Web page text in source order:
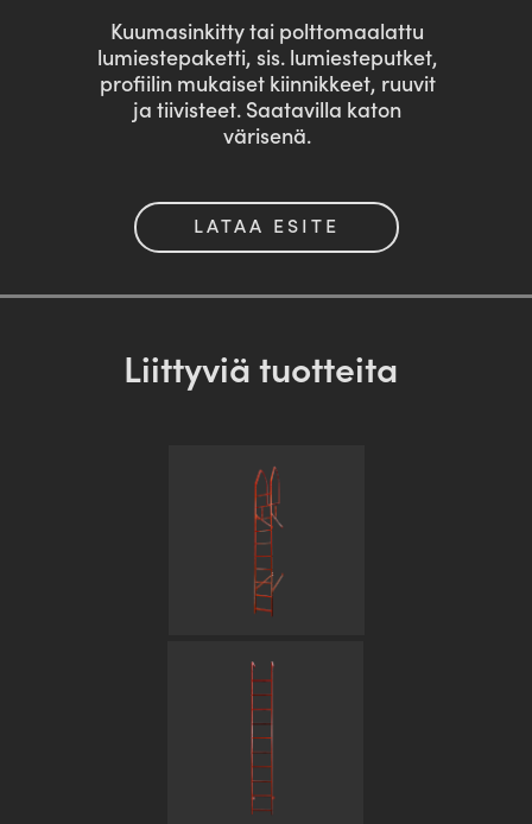
Kuumasinkitty tai polttomaalattu
lumiestepaketti, sis. lumiesteputket,
profiilin mukaiset kiinnikkeet, ruuvit
ja tiivisteet. Saatavilla katon
värisenä.
LATAA ESITE
Liittyviä tuotteita